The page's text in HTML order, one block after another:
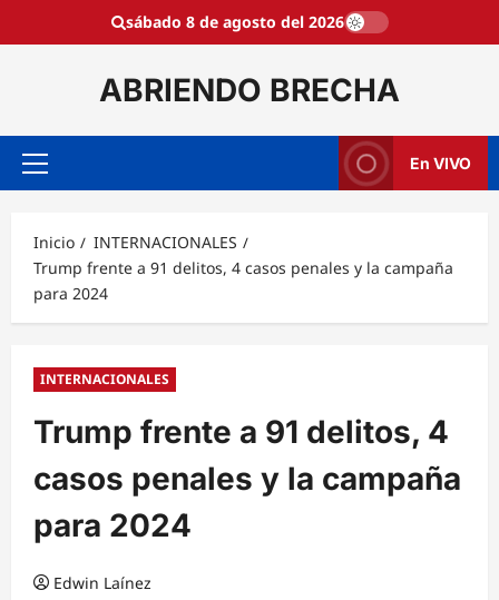
sábado 8 de agosto del 2026
ABRIENDO BRECHA
Menú
En VIVO
Inicio
INTERNACIONALES
Trump frente a 91 delitos, 4 casos penales y la campaña
para 2024
INTERNACIONALES
Trump frente a 91 delitos, 4
casos penales y la campaña
para 2024
Edwin Laínez